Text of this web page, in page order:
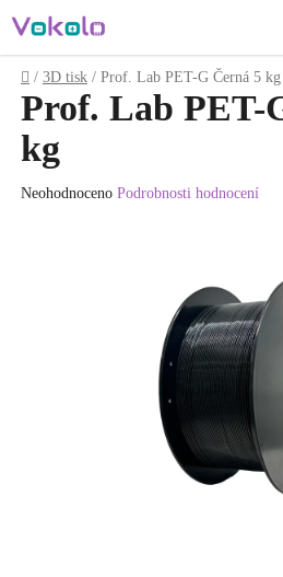
na
obsah
Domů
/ 3D tisk / Prof. Lab PET-G Černá 5 kg
Prof. Lab PET-
kg
Průměrné
Neohodnoceno Podrobnosti hodnocení